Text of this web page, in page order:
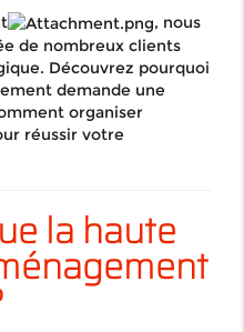
, nous
de nombreux clients
Découvrez pourquoi
demande une
organiser
réussir votre
la haute